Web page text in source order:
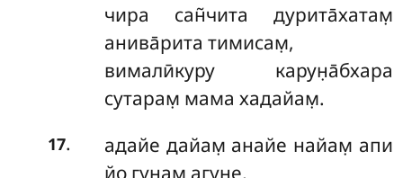
чира сан̃чита дурита̄хатам̣
анива̄рита тимисам̣,
вималӣкуру карун̣а̄бхара
сутарам̣ мама хадайам̣.
17.
адайе дайам̣ анайе найам̣ апи
йо гун̣ам̣ агун̣е,